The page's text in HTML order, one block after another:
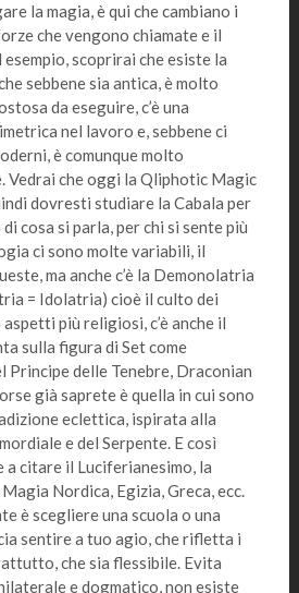
la magia, è qui che cambiano i
che vengono chiamate e il
scoprirai che esiste la
sebbene sia antica, è molto
da eseguire, c’è una
nel lavoro e, sebbene ci
è comunque molto
Vedrai che oggi la Qliphotic Magic
dovresti studiare la Cabala per
cosa si parla, per chi si sente più
ci sono molte variabili, il
ma anche c’è la Demonolatria
= Idolatria) cioè il culto dei
più religiosi, c’è anche il
sulla figura di Set come
Principe delle Tenebre, Draconian
già saprete è quella in cui sono
eclettica, ispirata alla
e del Serpente. E così
a citare il Luciferianesimo, la
Nordica, Egizia, Greca, ecc.
è scegliere una scuola o una
sentire a tuo agio, che rifletta i
che sia flessibile. Evita
e dogmatico, non esiste